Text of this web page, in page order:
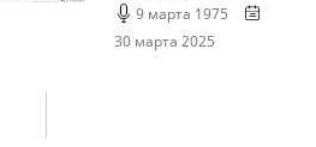
9 марта 1975
30 марта 2025